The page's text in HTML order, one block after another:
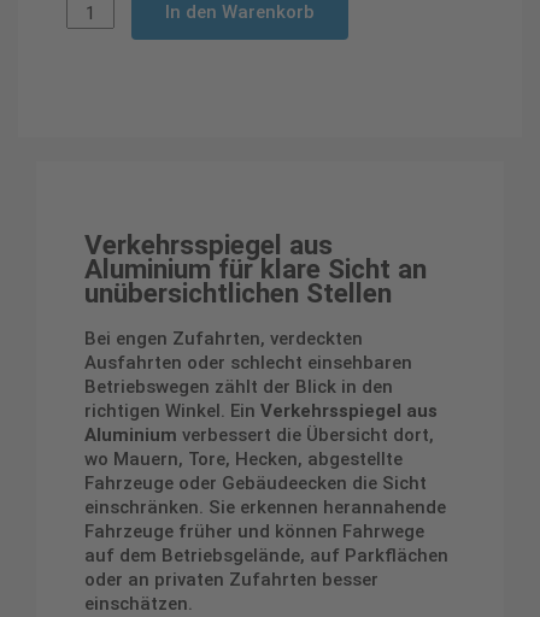
In den Warenkorb
Verkehrsspiegel aus
Aluminium für klare Sicht an
unübersichtlichen Stellen
Bei engen Zufahrten, verdeckten
Ausfahrten oder schlecht einsehbaren
Betriebswegen zählt der Blick in den
richtigen Winkel. Ein Verkehrsspiegel aus
Aluminium verbessert die Übersicht dort,
wo Mauern, Tore, Hecken, abgestellte
Fahrzeuge oder Gebäudeecken die Sicht
einschränken. Sie erkennen herannahende
Fahrzeuge früher und können Fahrwege
auf dem Betriebsgelände, auf Parkflächen
oder an privaten Zufahrten besser
einschätzen.